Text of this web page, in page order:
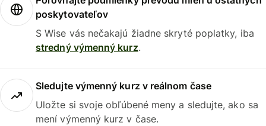
poskytovateľov
S Wise vás nečakajú žiadne skryté poplatky, iba
stredný výmenný kurz.
Sledujte výmenný kurz v reálnom čase
Uložte si svoje obľúbené meny a sledujte, ako sa
mení výmenný kurz v čase.